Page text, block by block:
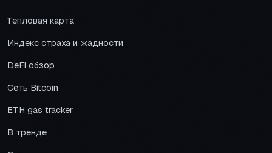
Тепловая карта
Индекс страха и жадности
DeFi обзор
Сеть Bitcoin
ETH gas tracker
В тренде